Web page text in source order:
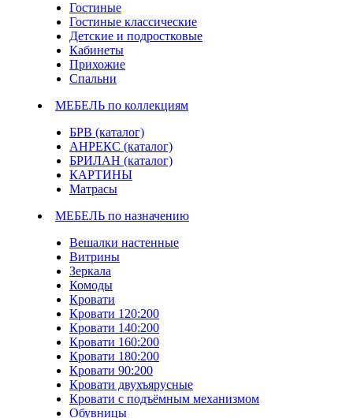
Гостиные
Гостиные классические
Детские и подростковые
Кабинеты
Прихожие
Спальни
МЕБЕЛЬ по коллекциям
БРВ (каталог)
АНРЕКС (каталог)
БРИЛАН (каталог)
КАРТИНЫ
Матрасы
МЕБЕЛЬ по назначению
Вешалки настенные
Витрины
Зеркала
Комоды
Кровати
Кровати 120:200
Кровати 140:200
Кровати 160:200
Кровати 180:200
Кровати 90:200
Кровати двухъярусные
Кровати с подъёмным механизмом
Обувницы